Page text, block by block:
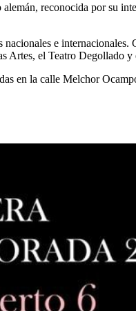
reconocida por su
e internacionales.
Artes, el Teatro Degollado
en la calle Melchor